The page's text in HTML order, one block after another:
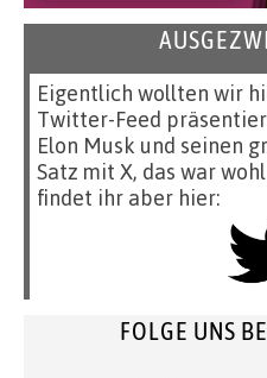
Eigentlich wollten wir
Twitter-Feed
Elon Musk und seinen
Satz mit X, das war
findet ihr aber hier:
FOLGE UNS